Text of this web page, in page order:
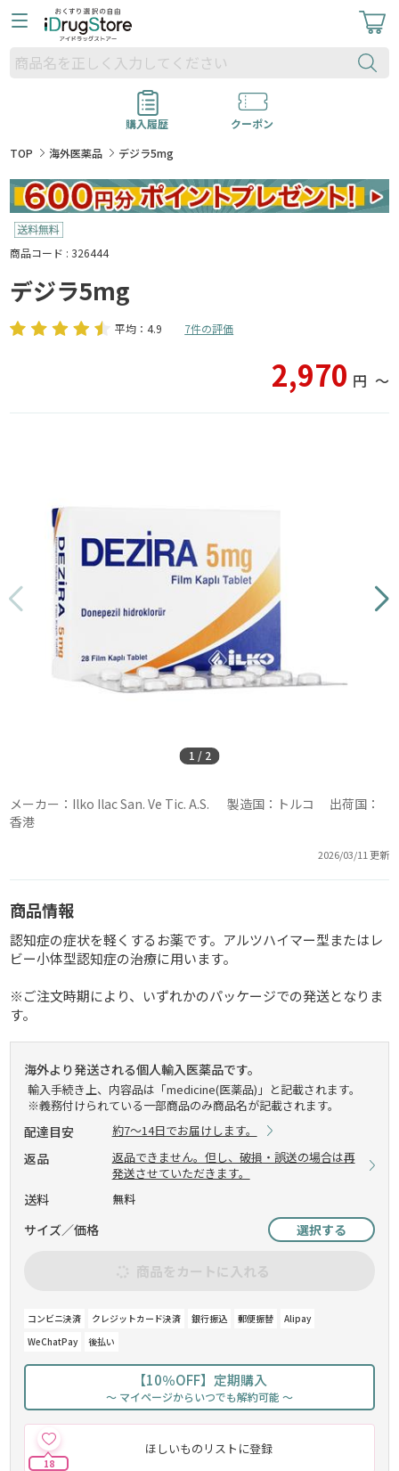
購入履歴
クーポン
TOP
海外医薬品 デジラ5mg
商品コード : 326444
デジラ5mg
平均：4.9 7件の評価
2,970 円 〜
1 / 2
メーカー：Ilko Ilac San. Ve Tic. A.S. 製造国：トルコ 出荷国：
香港
2026/03/11 更新
商品情報
認知症の症状を軽くするお薬です。アルツハイマー型またはレ
ビー小体型認知症の治療に用います。
※ご注文時期により、いずれかのパッケージでの発送となりま
す。
海外より発送される個人輸入医薬品です。
輸入手続き上、内容品は「medicine(医薬品)」と記載されます。
※義務付けられている一部商品のみ商品名が記載されます。
配達目安 約7～14日でお届けします。
返品
返品できません。但し、破損・誤送の場合は再
発送させていただきます。
送料 無料
サイズ／価格 選択する
商品をカートに入れる
コンビニ決済 クレジットカード決済 銀行振込 郵便振替
Alipay
WeChatPay
後払い
【10％OFF】定期購入
～ マイページからいつでも解約可能 ～
ほしいものリストに登録
18